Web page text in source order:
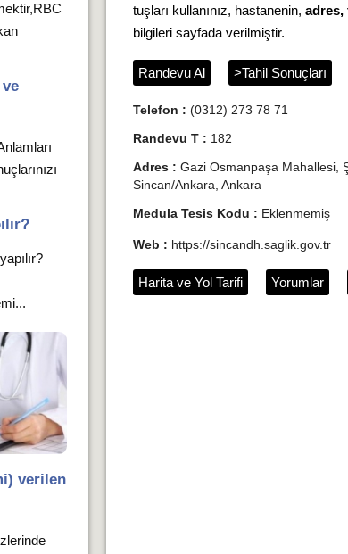
tuşları kullanınız, hastanenin, adres,
bilgileri sayfada verilmiştir.
Randevu Al >Tahil Sonuçları
Telefon : (0312) 273 78 71
Randevu T : 182
Adres : Gazi Osmanpaşa Mahallesi,
Sincan/Ankara, Ankara
Medula Tesis Kodu : Eklenmemiş
Web : https://sincandh.saglik.gov.tr
Harita ve Yol Tarifi Yorumlar
verilen